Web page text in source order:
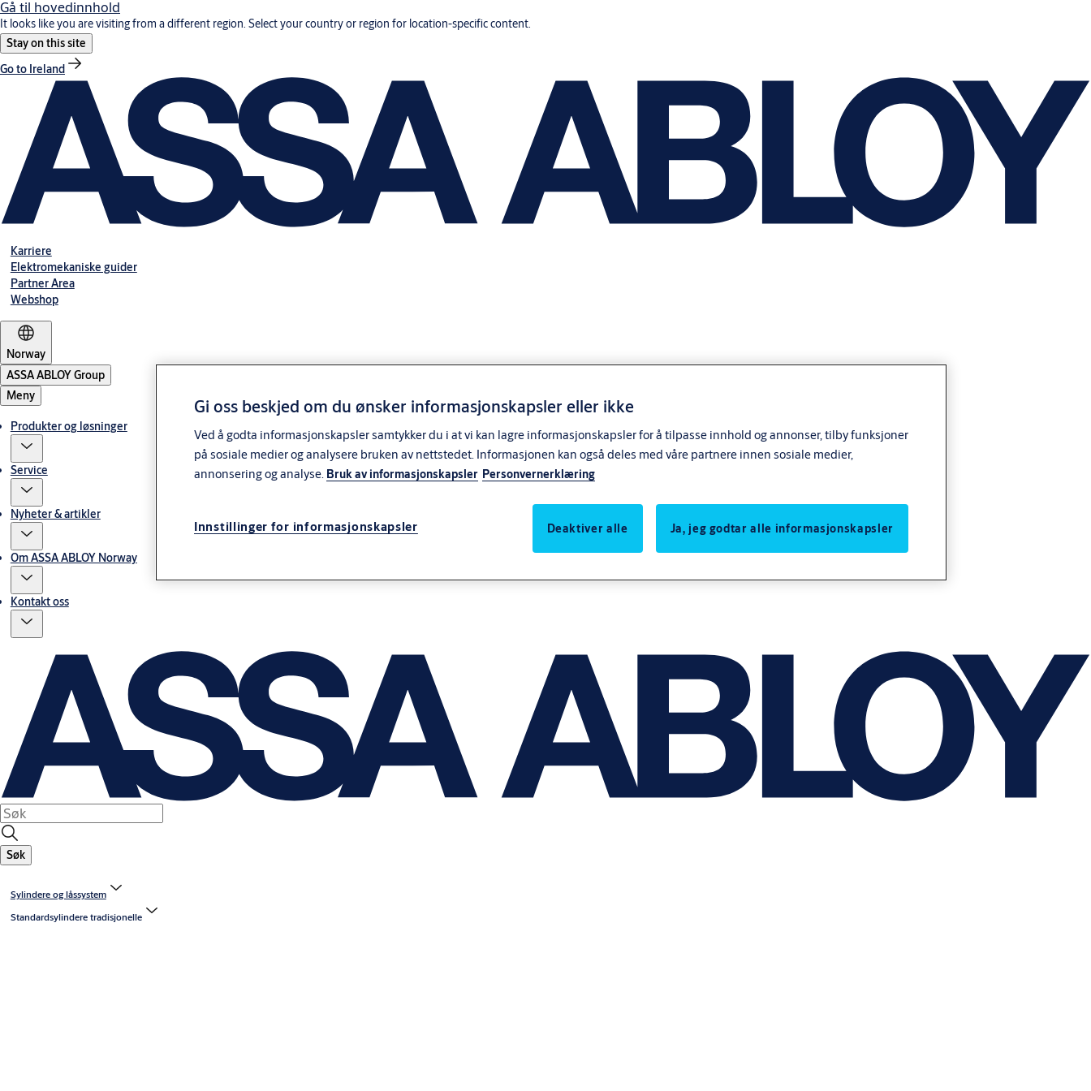
Gå til hovedinnhold
It looks like you are visiting from a different region. Select your country or region for location-specific content.
Stay on this site
Go to Ireland
Karriere
Elektromekaniske guider
Partner Area
Webshop
Norway
ASSA ABLOY Group
Meny
Produkter og løsninger
Service
Nyheter & artikler
Om ASSA ABLOY Norway
Kontakt oss
Søk
Sylindere og låssystem
Standardsylindere tradisjonelle
Gi oss beskjed om du ønsker informasjonskapsler eller ikke
Ved å godta informasjonskapsler samtykker du i at vi kan lagre informasjonskapsler for å tilpasse innhold og annonser, tilby funksjoner
på sosiale medier og analysere bruken av nettstedet. Informasjonen kan også deles med våre partnere innen sosiale medier,
annonsering og analyse. Bruk av informasjonskapsler Personvernerklæring
Innstillinger for informasjonskapsler Deaktiver alle Ja, jeg godtar alle informasjonskapsler